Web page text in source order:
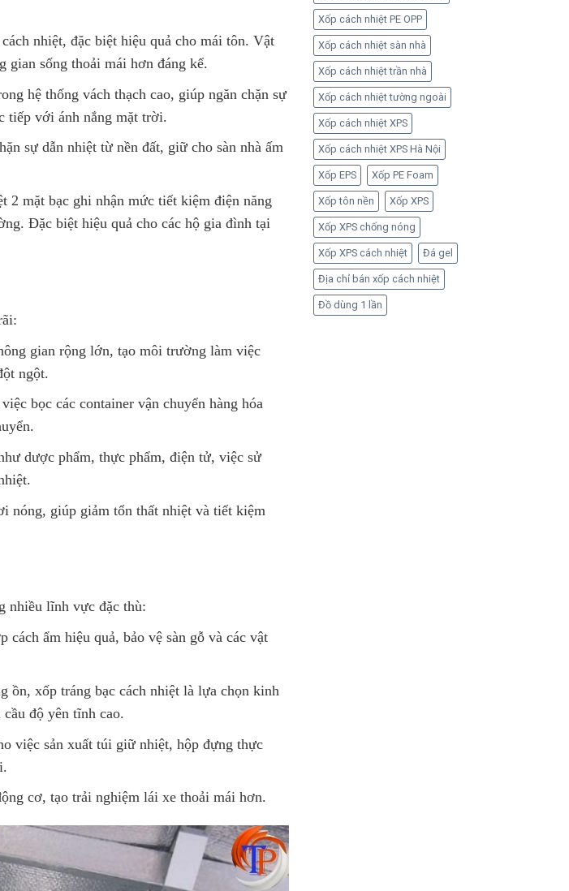
nhiệt, đặc biệt hiệu quả cho mái tôn. Vật
gian sống thoải mái hơn đáng kể.
hệ thống vách thạch cao, giúp ngăn chặn sự
tiếp với ánh nắng mặt trời.
sự dẫn nhiệt từ nền đất, giữ cho sàn nhà ấm
2 mặt bạc ghi nhận mức tiết kiệm điện năng
Đặc biệt hiệu quả cho các hộ gia đình tại
gian rộng lớn, tạo môi trường làm việc
ngột.
bọc các container vận chuyển hàng hóa
dược phẩm, thực phẩm, điện tử, việc sử
nóng, giúp giảm tổn thất nhiệt và tiết kiệm
nhiều lĩnh vực đặc thù:
ẩm hiệu quả, bảo vệ sàn gỗ và các vật
ồn, xốp tráng bạc cách nhiệt là lựa chọn kinh
độ yên tĩnh cao.
việc sản xuất túi giữ nhiệt, hộp đựng thực
cơ, tạo trải nghiệm lái xe thoải mái hơn.
Xốp cách nhiệt PE OPP
Xốp cách nhiệt sàn nhà
Xốp cách nhiệt trần nhà
Xốp cách nhiệt tường ngoài
Xốp cách nhiệt XPS
Xốp cách nhiệt XPS Hà Nội
Xốp EPS Xốp PE Foam
Xốp tôn nền Xốp XPS
Xốp XPS chống nóng
Xốp XPS cách nhiệt Đá gel
Địa chỉ bán xốp cách nhiệt
Đồ dùng 1 lần